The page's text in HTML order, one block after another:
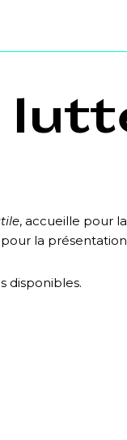
, accueille pour
la
disponibles.